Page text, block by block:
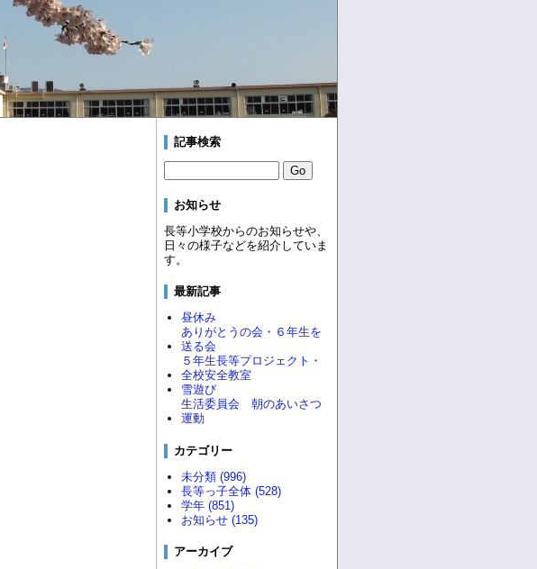
記事検索
お知らせ
長等小学校からのお知らせや、
日々の様子などを紹介していま
す。
最新記事
昼休み
ありがとうの会・６年生を
送る会
５年生長等プロジェクト・
全校安全教室
雪遊び
生活委員会 朝のあいさつ
運動
カテゴリー
未分類 (996)
長等っ子全体 (528)
学年 (851)
お知らせ (135)
アーカイブ